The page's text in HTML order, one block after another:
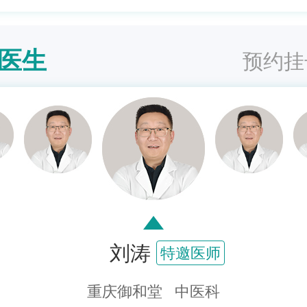
生 预约
刘涛 特邀医师
重庆御和堂 中医科